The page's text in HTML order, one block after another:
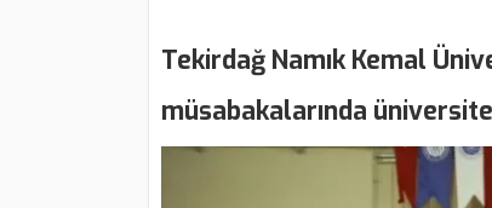
Tekirdağ Namık Kemal
müsabakalarında